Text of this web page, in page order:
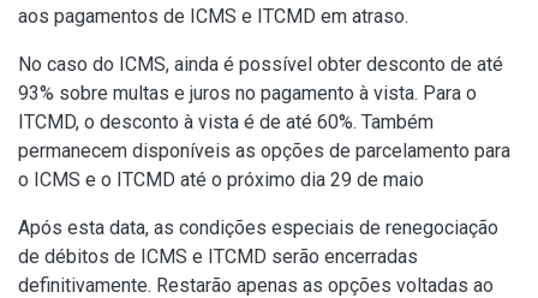
aos pagamentos de ICMS e ITCMD em atraso.
No caso do ICMS, ainda é possível obter desconto de até
93% sobre multas e juros no pagamento à vista. Para o
ITCMD, o desconto à vista é de até 60%. Também
permanecem disponíveis as opções de parcelamento para
o ICMS e o ITCMD até o próximo dia 29 de maio
Após esta data, as condições especiais de renegociação
de débitos de ICMS e ITCMD serão encerradas
definitivamente. Restarão apenas as opções voltadas ao